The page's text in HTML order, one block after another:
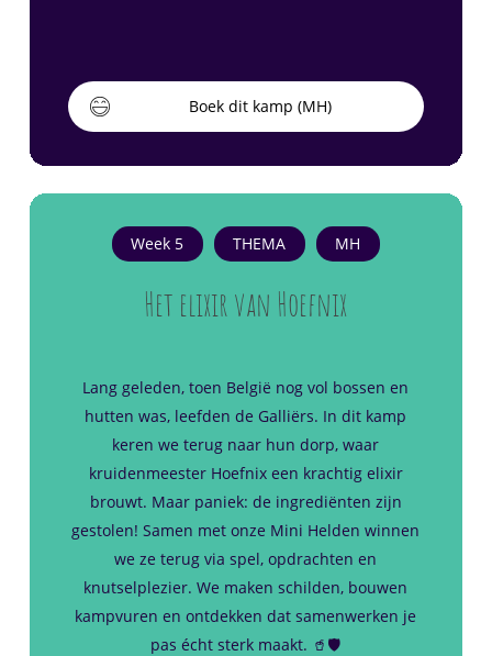
Boek dit kamp (MH)
Week 5 THEMA MH
Het elixir van Hoefnix
Lang geleden, toen België nog vol bossen en
hutten was, leefden de Galliërs. In dit kamp
keren we terug naar hun dorp, waar
kruidenmeester Hoefnix een krachtig elixir
brouwt. Maar paniek: de ingrediënten zijn
gestolen! Samen met onze Mini Helden winnen
we ze terug via spel, opdrachten en
knutselplezier. We maken schilden, bouwen
kampvuren en ontdekken dat samenwerken je
pas écht sterk maakt. 🥤🛡️